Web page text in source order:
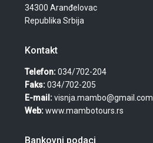
34300 Aranđelovac
Republika Srbija
Kontakt
Telefon:034/702-204
Faks:034/702-205
E-mail:visnja.mambo@gmail.com
Web:www.mambotours.rs
Bankovni podaci